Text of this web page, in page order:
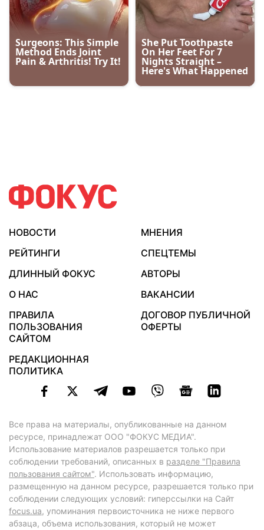
НОВОСТИ
МНЕНИЯ
РЕЙТИНГИ
СПЕЦТЕМЫ
ДЛИННЫЙ ФОКУС
АВТОРЫ
О НАС
ВАКАНСИИ
ПРАВИЛА
ПОЛЬЗОВАНИЯ
САЙТОМ
ДОГОВОР ПУБЛИЧНОЙ
ОФЕРТЫ
РЕДАКЦИОННАЯ
ПОЛИТИКА
Все права на материалы, опубликованные на данном
ресурсе, принадлежат ООО "ФОКУС МЕДИА".
Использование материалов разрешается только при
соблюдении требований, описанных в разделе "Правила
пользования сайтом". Использовать информацию,
размещенную на данном ресурсе, разрешается только при
соблюдении следующих условий: гиперссылки на Сайт
focus.ua, упоминания первоисточника не ниже первого
абзаца, объема использования, который не может